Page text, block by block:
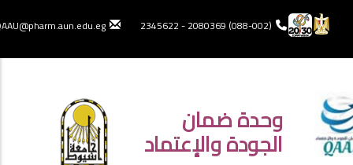
المحتوى
الرئيسي
(088-002) 2080369 - 2345622
وحدة ضمان
الجودة والإعتماد